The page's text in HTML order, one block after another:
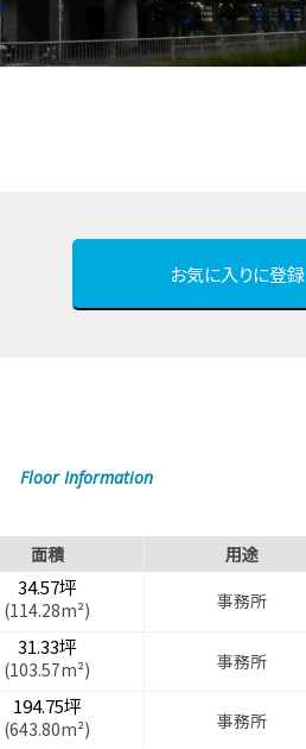
お気に入りに登録
Floor Information
面積 用途
34.57坪
(114.28m²) 事務所
31.33坪
(103.57m²) 事務所
194.75坪
(643.80m²) 事務所